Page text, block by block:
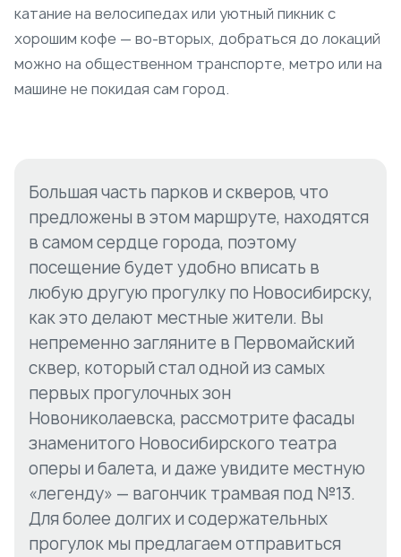
катание на велосипедах или уютный пикник с
хорошим кофе — во-вторых, добраться до локаций
можно на общественном транспорте, метро или на
машине не покидая сам город.
Большая часть парков и скверов, что
предложены в этом маршруте, находятся
в самом сердце города, поэтому
посещение будет удобно вписать в
любую другую прогулку по Новосибирску,
как это делают местные жители. Вы
непременно загляните в Первомайский
сквер, который стал одной из самых
первых прогулочных зон
Новониколаевска, рассмотрите фасады
знаменитого Новосибирского театра
оперы и балета, и даже увидите местную
«легенду» — вагончик трамвая под №13.
Для более долгих и содержательных
прогулок мы предлагаем отправиться